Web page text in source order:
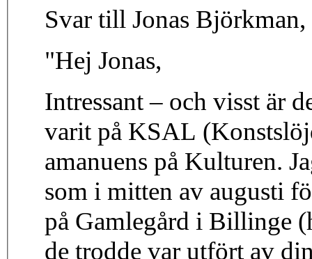
Svar till Jonas
"Hej Jonas,
Intressant – och visst är
varit på KSAL
amanuens på Kulturen.
som i mitten av augusti
på Gamlegård i Billinge
de trodde var utfört av